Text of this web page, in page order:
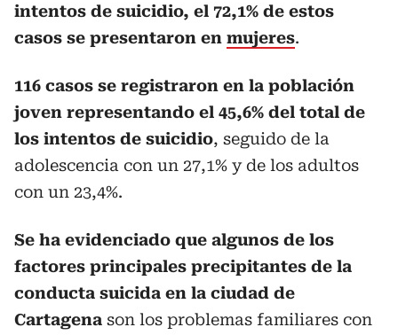
intentos de suicidio, el 72,1% de estos
casos se presentaron en mujeres.
116 casos se registraron en la población
joven representando el 45,6% del total de
los intentos de suicidio, seguido de la
adolescencia con un 27,1% y de los adultos
con un 23,4%.
Se ha evidenciado que algunos de los
factores principales precipitantes de la
conducta suicida en la ciudad de
Cartagena son los problemas familiares con